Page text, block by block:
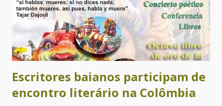
questão do português afro-brasileiro, a partir do estudo
da comunidade quilombola da Lagoinha, localizada no
município de Nova Canaã, no sudoeste da Bahia. A partir de
sua leitura, qualquer pessoa interessada poderá obter
informações relevan...
Escritores baianos participam de
encontro literário na Colômbia